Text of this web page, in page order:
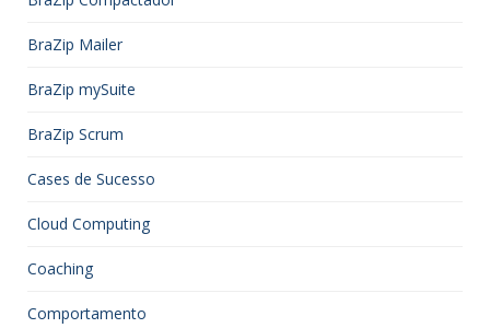
BraZip Mailer
BraZip mySuite
BraZip Scrum
Cases de Sucesso
Cloud Computing
Coaching
Comportamento